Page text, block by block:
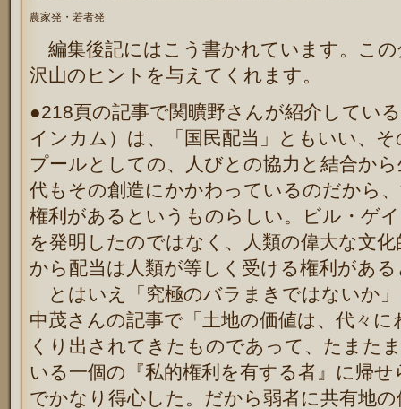
農家発・若者発
編集後記にはこう書かれています。こ
沢山のヒントを与えてくれます。
●218頁の記事で関曠野さんが紹介してい
インカム）は、「国民配当」ともいい、
プールとしての、人びとの協力と結合か
代もその創造にかかわっているのだから
権利があるというものらしい。ビル・ゲ
を発明したのではなく、人類の偉大な文
から配当は人類が等しく受ける権利があ
とはいえ「究極のバラまきではないか
中茂さんの記事で「土地の価値は、代々
くり出されてきたものであって、たまた
いる一個の『私的権利を有する者』に帰
でかなり得心した。だから弱者に共有地